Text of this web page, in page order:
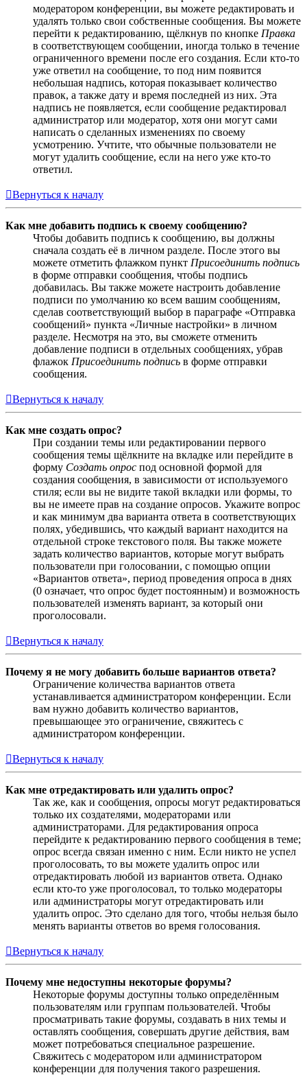
модератором конференции, вы можете редактировать и
удалять только свои собственные сообщения. Вы можете
перейти к редактированию, щёлкнув по кнопке Правка
в соответствующем сообщении, иногда только в течение
ограниченного времени после его создания. Если кто-то
уже ответил на сообщение, то под ним появится
небольшая надпись, которая показывает количество
правок, а также дату и время последней из них. Эта
надпись не появляется, если сообщение редактировал
администратор или модератор, хотя они могут сами
написать о сделанных изменениях по своему
усмотрению. Учтите, что обычные пользователи не
могут удалить сообщение, если на него уже кто-то
ответил.
Вернуться к началу
Как мне добавить подпись к своему сообщению?
Чтобы добавить подпись к сообщению, вы должны
сначала создать её в личном разделе. После этого вы
можете отметить флажком пункт Присоединить подпись
в форме отправки сообщения, чтобы подпись
добавилась. Вы также можете настроить добавление
подписи по умолчанию ко всем вашим сообщениям,
сделав соответствующий выбор в параграфе «Отправка
сообщений» пункта «Личные настройки» в личном
разделе. Несмотря на это, вы сможете отменить
добавление подписи в отдельных сообщениях, убрав
флажок Присоединить подпись в форме отправки
сообщения.
Вернуться к началу
Как мне создать опрос?
При создании темы или редактировании первого
сообщения темы щёлкните на вкладке или перейдите в
форму Создать опрос под основной формой для
создания сообщения, в зависимости от используемого
стиля; если вы не видите такой вкладки или формы, то
вы не имеете прав на создание опросов. Укажите вопрос
и как минимум два варианта ответа в соответствующих
полях, убедившись, что каждый вариант находится на
отдельной строке текстового поля. Вы также можете
задать количество вариантов, которые могут выбрать
пользователи при голосовании, с помощью опции
«Вариантов ответа», период проведения опроса в днях
(0 означает, что опрос будет постоянным) и возможность
пользователей изменять вариант, за который они
проголосовали.
Вернуться к началу
Почему я не могу добавить больше вариантов ответа?
Ограничение количества вариантов ответа
устанавливается администратором конференции. Если
вам нужно добавить количество вариантов,
превышающее это ограничение, свяжитесь с
администратором конференции.
Вернуться к началу
Как мне отредактировать или удалить опрос?
Так же, как и сообщения, опросы могут редактироваться
только их создателями, модераторами или
администраторами. Для редактирования опроса
перейдите к редактированию первого сообщения в теме;
опрос всегда связан именно с ним. Если никто не успел
проголосовать, то вы можете удалить опрос или
отредактировать любой из вариантов ответа. Однако
если кто-то уже проголосовал, то только модераторы
или администраторы могут отредактировать или
удалить опрос. Это сделано для того, чтобы нельзя было
менять варианты ответов во время голосования.
Вернуться к началу
Почему мне недоступны некоторые форумы?
Некоторые форумы доступны только определённым
пользователям или группам пользователей. Чтобы
просматривать такие форумы, создавать в них темы и
оставлять сообщения, совершать другие действия, вам
может потребоваться специальное разрешение.
Свяжитесь с модератором или администратором
конференции для получения такого разрешения.